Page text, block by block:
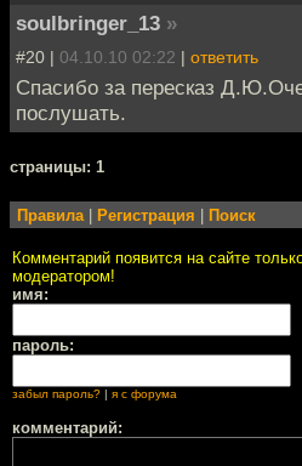
soulbringer_13 »
#20 | 04.10.10 02:22 | ответить
Спасибо за пересказ
послушать.
cтраницы: 1
Правила| Регистрация Поиск
Комментарий появится на сайте
модератором!
имя:
пароль:
забыл пароль? | я с форума
комментарий: